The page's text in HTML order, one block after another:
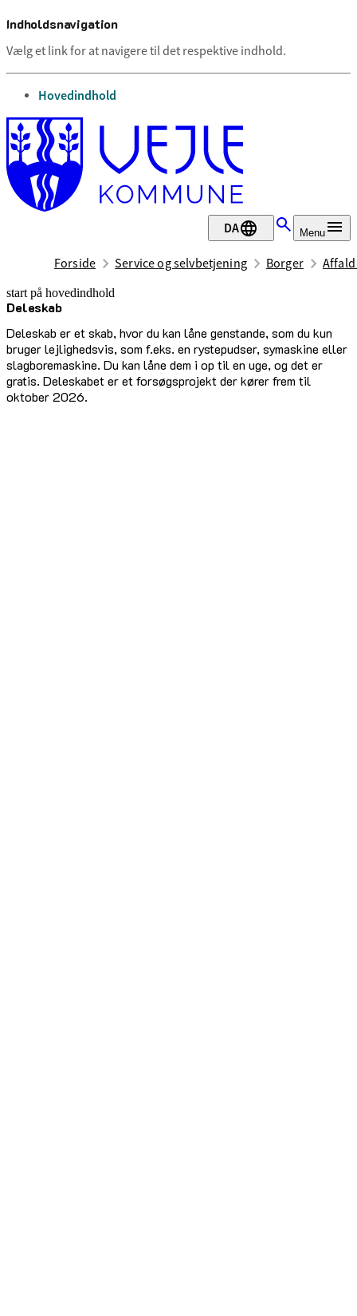
Indholdsnavigation
Vælg et link for at navigere til det respektive indhold.
gå til
Hovedindhold
DA Menu
Forside Service og selvbetjening Borger
start på hovedindhold
Deleskab
Deleskab er et skab, hvor du kan låne genstande, som du kun
bruger lejlighedsvis, som f.eks. en rystepudser, symaskine eller
slagboremaskine. Du kan låne dem i op til en uge, og det er
gratis. Deleskabet er et forsøgsprojekt der kører frem til
oktober 2026.
senest opdateret 12. november 2025